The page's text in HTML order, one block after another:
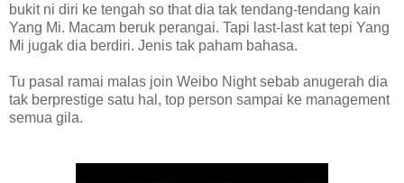
bukit ni diri ke tengah so that dia tak tendang-tendang kain
Yang Mi. Macam beruk perangai. Tapi last-last kat tepi Yang
Mi jugak dia berdiri. Jenis tak paham bahasa.
Tu pasal ramai malas join Weibo Night sebab anugerah dia
tak berprestige satu hal, top person sampai ke management
semua gila.